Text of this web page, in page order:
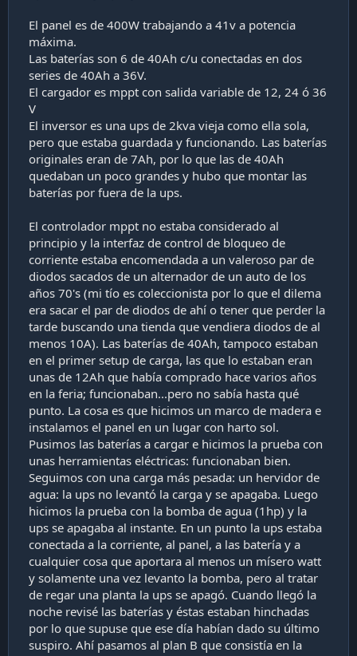
El panel es de 400W trabajando a 41v a potencia
máxima.
Las baterías son 6 de 40Ah c/u conectadas en dos
series de 40Ah a 36V.
El cargador es mppt con salida variable de 12, 24 ó 36
V
El inversor es una ups de 2kva vieja como ella sola,
pero que estaba guardada y funcionando. Las baterías
originales eran de 7Ah, por lo que las de 40Ah
quedaban un poco grandes y hubo que montar las
baterías por fuera de la ups.
El controlador mppt no estaba considerado al
principio y la interfaz de control de bloqueo de
corriente estaba encomendada a un valeroso par de
diodos sacados de un alternador de un auto de los
años 70's (mi tío es coleccionista por lo que el dilema
era sacar el par de diodos de ahí o tener que perder la
tarde buscando una tienda que vendiera diodos de al
menos 10A). Las baterías de 40Ah, tampoco estaban
en el primer setup de carga, las que lo estaban eran
unas de 12Ah que había comprado hace varios años
en la feria; funcionaban...pero no sabía hasta qué
punto. La cosa es que hicimos un marco de madera e
instalamos el panel en un lugar con harto sol.
Pusimos las baterías a cargar e hicimos la prueba con
unas herramientas eléctricas: funcionaban bien.
Seguimos con una carga más pesada: un hervidor de
agua: la ups no levantó la carga y se apagaba. Luego
hicimos la prueba con la bomba de agua (1hp) y la
ups se apagaba al instante. En un punto la ups estaba
conectada a la corriente, al panel, a las batería y a
cualquier cosa que aportara al menos un mísero watt
y solamente una vez levanto la bomba, pero al tratar
de regar una planta la ups se apagó. Cuando llegó la
noche revisé las baterías y éstas estaban hinchadas
por lo que supuse que ese día habían dado su último
suspiro. Ahí pasamos al plan B que consistía en la